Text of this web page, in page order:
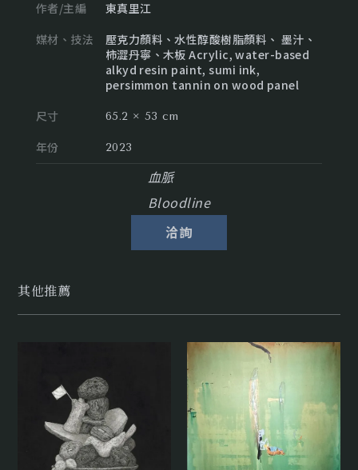
作者/主編
東真里江
媒材、技法
壓克力顏料、水性醇酸樹脂顏料、 墨汁、
柿澀丹寧、木板 Acrylic, water-based
alkyd resin paint, sumi ink,
persimmon tannin on wood panel
尺寸
65.2 × 53 cm
年份 2023
血脈
Bloodline
洽詢
其他推薦